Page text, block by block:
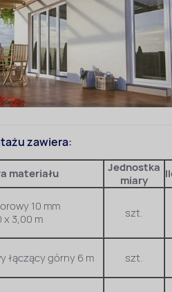
zawiera:
materiału
Jednostka
miary
10 mm
x 3,00 m
szt.
łączący górny 6 m szt.